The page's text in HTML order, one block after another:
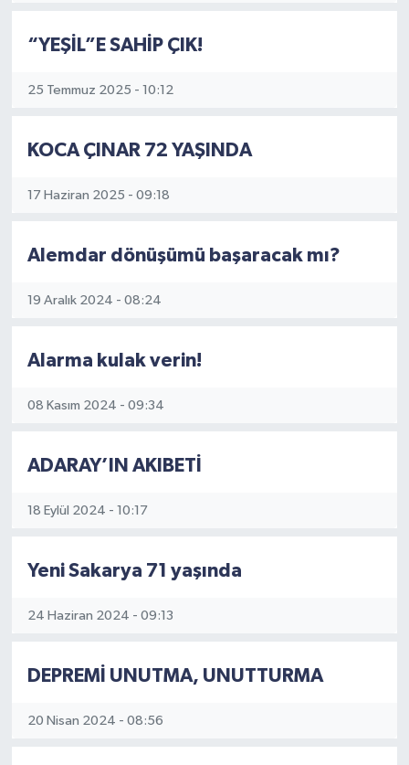
“YEŞİL”E SAHİP ÇIK!
25 Temmuz 2025 - 10:12
KOCA ÇINAR 72 YAŞINDA
17 Haziran 2025 - 09:18
Alemdar dönüşümü başaracak mı?
19 Aralık 2024 - 08:24
Alarma kulak verin!
08 Kasım 2024 - 09:34
ADARAY’IN AKIBETİ
18 Eylül 2024 - 10:17
Yeni Sakarya 71 yaşında
24 Haziran 2024 - 09:13
DEPREMİ UNUTMA, UNUTTURMA
20 Nisan 2024 - 08:56